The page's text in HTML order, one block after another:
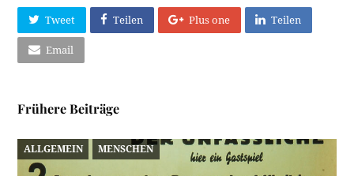
Tweet Teilen Plus one Teilen
Email
Frühere Beiträge
ALLGEMEIN MENSCHEN